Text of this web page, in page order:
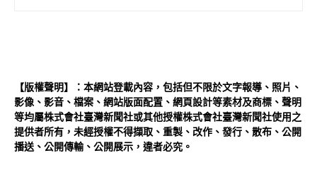
【版權聲明】：本網站登載內容，包括但不限於文字報導、照片、
影像、影音、檔案、網站版面配置、網頁設計等素材及商標、聲明
等均屬株式會社臺灣新聞社或其他授權株式會社臺灣新聞社使用之
提供者所有，未經授權不得擷取、重製、改作、發行、散布、公開
播送、公開傳輸、公開展示，違者必究。